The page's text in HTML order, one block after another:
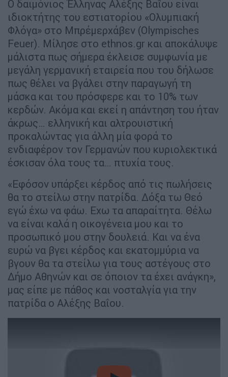
Ο δαιμόνιος Έλληνας Αλέξης Βαΐου είναι
ιδιοκτήτης του εστιατορίου «Ολυμπιακή
Φλόγα» στο Μπρέμερχάβεν (Olympisches
Feuer). Μίλησε στο ethnos.gr και αποκάλυψε
μάλιστα πως σήμερα έκλεισε συμφωνία με
μεγάλη γερμανική εταιρεία που του δήλωσε
πως θέλει να βγάλει στην παραγωγή τη
μάσκα και του πρόσφερε και το 10% των
κερδών. Ακόμα και εκεί η απάντηση του ήταν
άκρως… ελληνική και αλτρουιστική
προκαλώντας για άλλη μία φορά το
ενδιαφέρον τον Γερμανών που κυριολεκτικά
έσκισαν όλα τους τα… πτυχία τους.
«Εφόσον υπάρξει κέρδος από τις πωλήσεις
θα το στείλω στην πατρίδα. Δόξα τω Θεό
εγώ έχω να φάω. Εχω τα απαραίτητα. Θέλω
να είναι καλά η οικογένεια μου και το
προσωπικό μου στην δουλειά. Και να ένα
ευρώ να βγει κέρδος και εκατομμύρια να
βγουν θα τα στείλω για τους αστέγους στο
Δήμο Αθηνών και σε όποιον τα έχει ανάγκη»,
μας είπε με πάθος και νοσταλγία για την
πατρίδα ο Αλέξης Βαΐου.